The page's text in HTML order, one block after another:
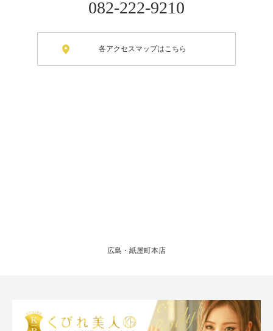
082-222-9210
各アクセスマップはこちら
広島・紙屋町本店